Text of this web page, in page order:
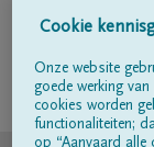
Volg ons op
Cookie
Onze website
goede werking
cookies worden
functionaliteiten;
op “Aanvaard alle